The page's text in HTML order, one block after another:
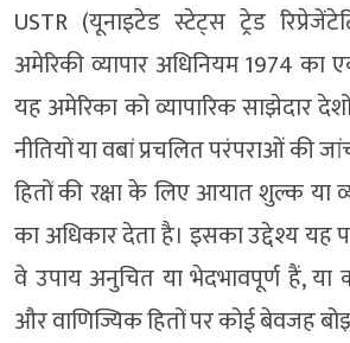
USTR (यूनाइटेड स्टेट्स ट्रेड
अमेरिकी व्यापार अधिनियम 1974 का
यह अमेरिका को व्यापारिक साझेदार
नीतियों या वबां प्रचलित परंपराओं की
हितों की रक्षा के लिए आयात शुल्क या
का अधिकार देता है। इसका उद्देश्य यह
वे उपाय अनुचित या भेदभावपूर्ण हैं, या
और वाणिज्यिक हितों पर कोई बेवजह